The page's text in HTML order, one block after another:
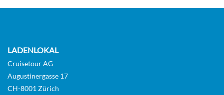
LADENLOKAL
Cruisetour AG
Augustinergasse 17
CH-8001 Zürich